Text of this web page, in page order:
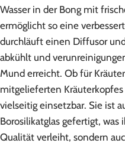
Wasser in der Bong mit
ermöglicht so eine
durchläuft einen Diffusor
abkühlt und
Mund erreicht. Ob für
mitgelieferten
vielseitig einsetzbar. Sie ist
Borosilikatglas gefertigt,
Qualität verleiht, sondern